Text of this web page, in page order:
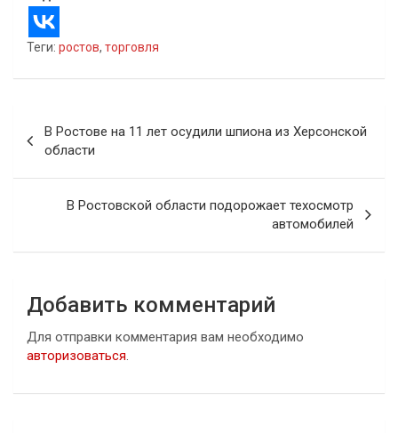
Теги: ростов, торговля
по
записям
В Ростове на 11 лет осудили шпиона из Херсонской
области
В Ростовской области подорожает техосмотр
автомобилей
Добавить комментарий
Для отправки комментария вам необходимо
авторизоваться.